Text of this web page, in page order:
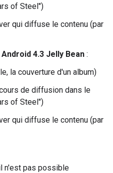
of Steel")
qui diffuse le contenu (par
4.3 Jelly Bean :
la couverture d'un album)
de diffusion dans le
of Steel")
qui diffuse le contenu (par
n'est pas possible